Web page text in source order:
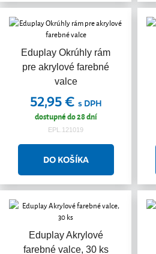
Eduplay Okrúhly rám
pre akrylové farebné
valce
52,95 € s DPH
dostupné do 28 dní
EPL.121019
Eduplay Akrylové
farebné valce, 30 ks